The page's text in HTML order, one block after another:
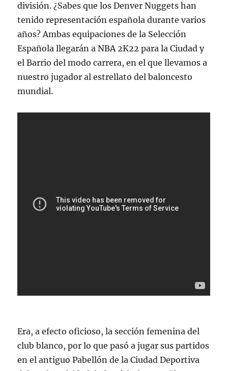
división. ¿Sabes que los Denver Nuggets han
tenido representación española durante varios
años? Ambas equipaciones de la Selección
Española llegarán a NBA 2K22 para la Ciudad y
el Barrio del modo carrera, en el que llevamos a
nuestro jugador al estrellato del baloncesto
mundial.
Era, a efecto oficioso, la sección femenina del
club blanco, por lo que pasó a jugar sus partidos
en el antiguo Pabellón de la Ciudad Deportiva